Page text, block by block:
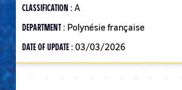
CLASSIFICATION : A
DEPARTMENT : Polynésie française
DATE OF UPDATE : 03/03/2026